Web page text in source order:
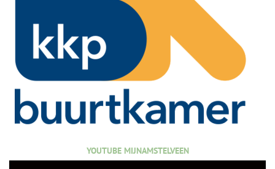
YOUTUBE MIJNAMSTELVEEN